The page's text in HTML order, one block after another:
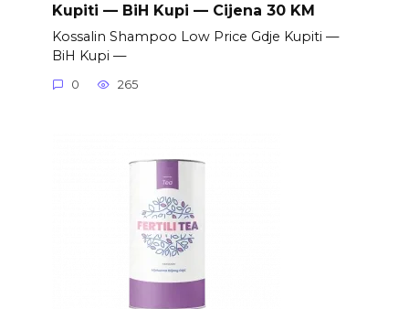
Kupiti — BiH Kupi — Cijena 30 KM
Kossalin Shampoo Low Price Gdje Kupiti —
BiH Kupi —
0 265